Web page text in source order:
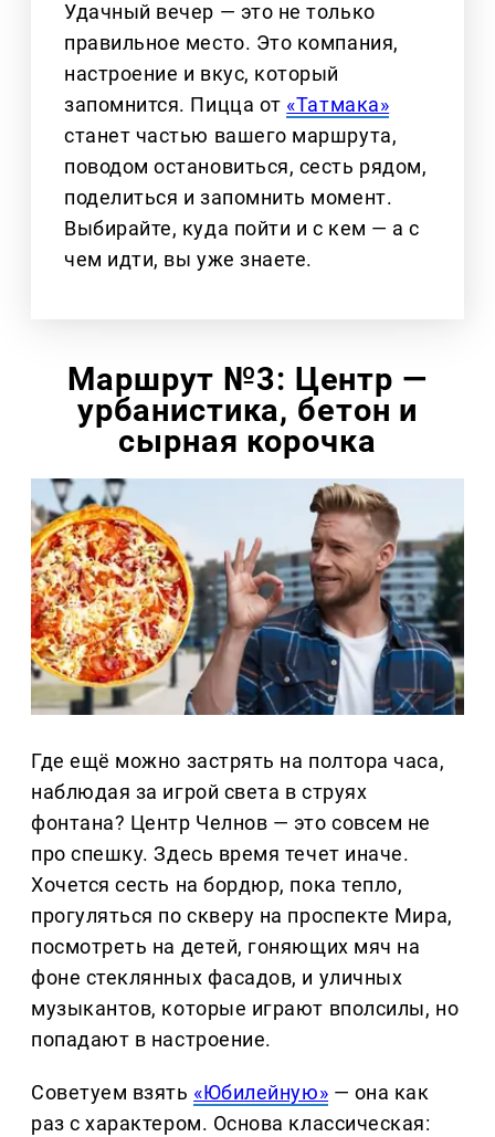
Удачный вечер — это не только
правильное место. Это компания,
настроение и вкус, который
запомнится. Пицца от «Татмака»
станет частью вашего маршрута,
поводом остановиться, сесть рядом,
поделиться и запомнить момент.
Выбирайте, куда пойти и с кем — а с
чем идти, вы уже знаете.
Маршрут №3: Центр —
урбанистика, бетон и
сырная корочка
Где ещё можно застрять на полтора часа,
наблюдая за игрой света в струях
фонтана? Центр Челнов — это совсем не
про спешку. Здесь время течет иначе.
Хочется сесть на бордюр, пока тепло,
прогуляться по скверу на проспекте Мира,
посмотреть на детей, гоняющих мяч на
фоне стеклянных фасадов, и уличных
музыкантов, которые играют вполсилы, но
попадают в настроение.
Советуем взять «Юбилейную» — она как
раз с характером. Основа классическая: